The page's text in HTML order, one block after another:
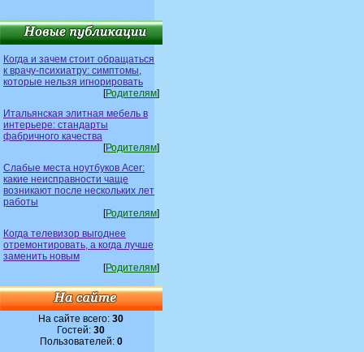
Когда и зачем стоит обращаться
к врачу-психиатру: симптомы,
которые нельзя игнорировать
[Родителям]
Итальянская элитная мебель в
интерьере: стандарты
фабричного качества
[Родителям]
Слабые места ноутбуков Acer:
какие неисправности чаще
возникают после нескольких лет
работы
[Родителям]
Когда телевизор выгоднее
отремонтировать, а когда лучше
заменить новым
[Родителям]
На сайте всего:30
Гостей:30
Пользователей: 0